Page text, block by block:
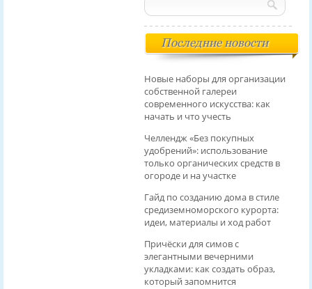
Последние новости
Новые наборы для организации
собственной галереи
современного искусства: как
начать и что учесть
Челлендж «Без покупных
удобрений»: использование
только органических средств в
огороде и на участке
Гайд по созданию дома в стиле
средиземноморского курорта:
идеи, материалы и ход работ
Причёски для симов с
элегантными вечерними
укладками: как создать образ,
который запомнится